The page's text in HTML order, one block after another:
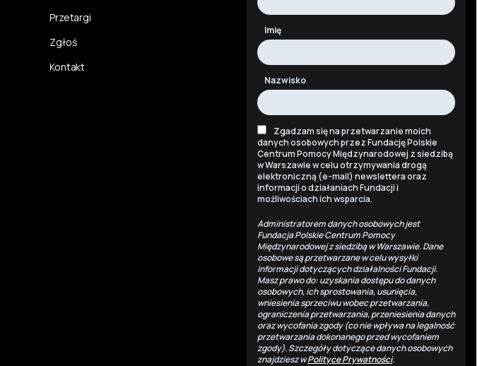
Imię
Nazwisko
Zgadzam się na przetwarzanie moich
danych osobowych przez Fundację Polskie
Centrum Pomocy Międzynarodowej z siedzibą
w Warszawie w celu otrzymywania drogą
elektroniczną (e-mail) newslettera oraz
informacji o działaniach Fundacji i
możliwościach ich wsparcia.
Administratorem danych osobowych jest
Fundacja Polskie Centrum Pomocy
Międzynarodowej z siedzibą w Warszawie. Dane
osobowe są przetwarzane w celu wysyłki
informacji dotyczących działalności Fundacji.
Masz prawo do: uzyskania dostępu do danych
osobowych, ich sprostowania, usunięcia,
wniesienia sprzeciwu wobec przetwarzania,
ograniczenia przetwarzania, przeniesienia danych
oraz wycofania zgody (co nie wpływa na legalność
przetwarzania dokonanego przed wycofaniem
zgody). Szczegóły dotyczące danych osobowych
znajdziesz wPolityce Prywatności.
Przetargi
Zgłoś
Kontakt